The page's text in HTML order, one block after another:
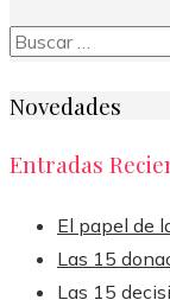
Buscar:
Novedades
Entradas
El papel de
Las 15
Las 15